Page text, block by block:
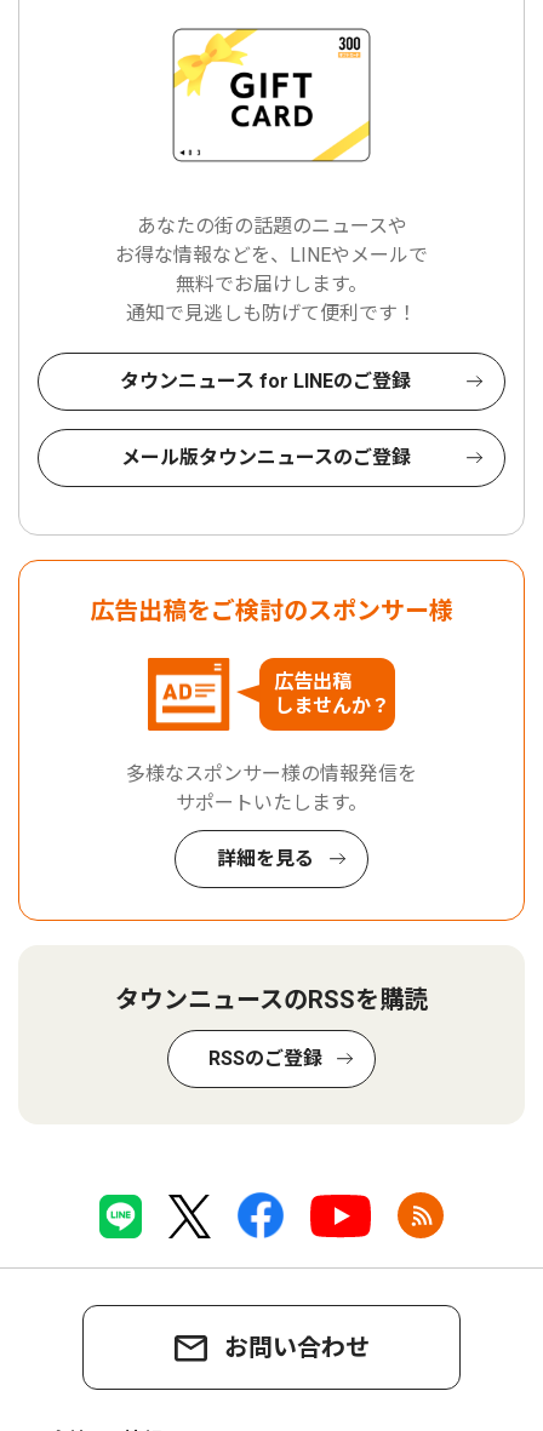
あなたの街の話題のニュースや
お得な情報などを、LINEやメールで
無料でお届けします。
通知で見逃しも防げて便利です！
タウンニュース for LINEのご登録
メール版タウンニュースのご登録
広告出稿をご検討のスポンサー様
広告出稿
しませんか？
多様なスポンサー様の情報発信を
サポートいたします。
詳細を見る
タウンニュースのRSSを購読
RSSのご登録
お問い合わせ